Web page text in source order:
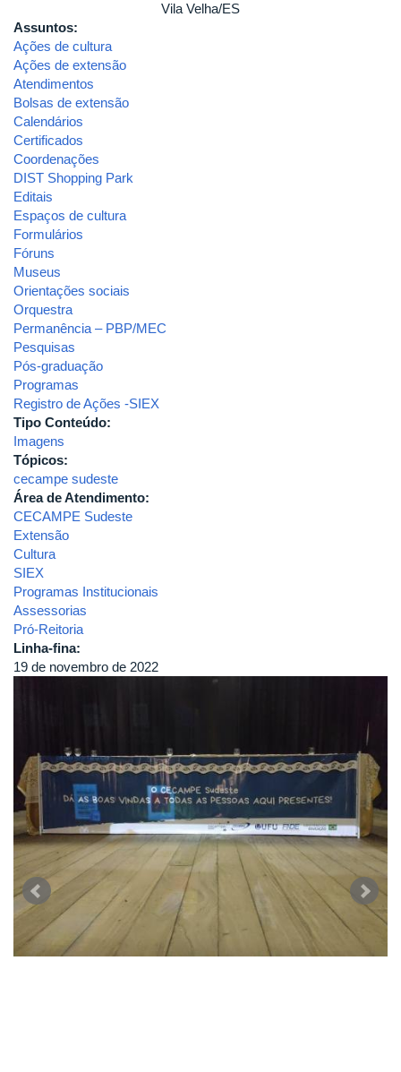
Vila Velha/ES
Assuntos:
Ações de cultura
Ações de extensão
Atendimentos
Bolsas de extensão
Calendários
Certificados
Coordenações
DIST Shopping Park
Editais
Espaços de cultura
Formulários
Fóruns
Museus
Orientações sociais
Orquestra
Permanência – PBP/MEC
Pesquisas
Pós-graduação
Programas
Registro de Ações -SIEX
Tipo Conteúdo:
Imagens
Tópicos:
cecampe sudeste
Área de Atendimento:
CECAMPE Sudeste
Extensão
Cultura
SIEX
Programas Institucionais
Assessorias
Pró-Reitoria
Linha-fina:
19 de novembro de 2022